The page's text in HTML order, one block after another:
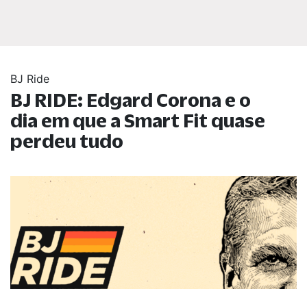
BJ Ride
BJ RIDE: Edgard Corona e o
dia em que a Smart Fit quase
perdeu tudo